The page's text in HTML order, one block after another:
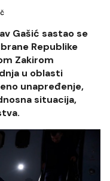
Gašić sastao se
Republike
Zakirom
u oblasti
unapređenje,
situacija,